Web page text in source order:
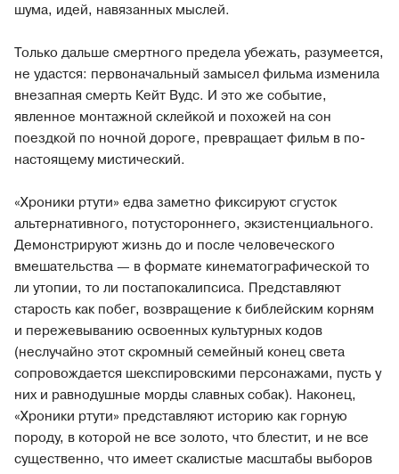
шума, идей, навязанных мыслей.
Только дальше смертного предела убежать, разумеется,
не удастся: первоначальный замысел фильма изменила
внезапная смерть Кейт Вудс. И это же событие,
явленное монтажной склейкой и похожей на сон
поездкой по ночной дороге, превращает фильм в по-
настоящему мистический.
«Хроники ртути» едва заметно фиксируют сгусток
альтернативного, потустороннего, экзистенциального.
Демонстрируют жизнь до и после человеческого
вмешательства — в формате кинематографической то
ли утопии, то ли постапокалипсиса. Представляют
старость как побег, возвращение к библейским корням
и пережевыванию освоенных культурных кодов
(неслучайно этот скромный семейный конец света
сопровождается шекспировскими персонажами, пусть у
них и равнодушные морды славных собак). Наконец,
«Хроники ртути» представляют историю как горную
породу, в которой не все золото, что блестит, и не все
существенно, что имеет скалистые масштабы выборов